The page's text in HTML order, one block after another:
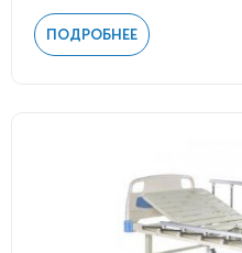
ПОДРОБНЕЕ